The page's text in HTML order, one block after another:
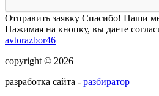
Отправить заявку Спасибо! Наши
Нажимая на кнопку, вы даете
avtorazbor46
copyright © 2026
разработка сайта - разбиратор